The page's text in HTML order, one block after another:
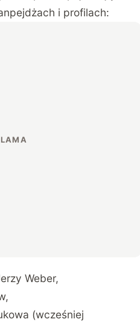
i profilach:
Weber,
(wcześniej